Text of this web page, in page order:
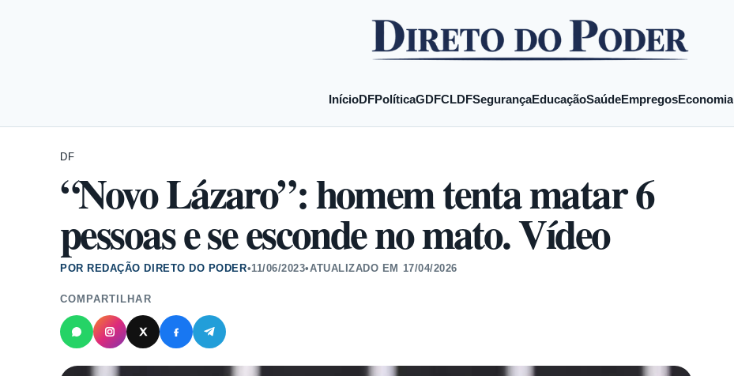
InícioDFPolíticaGDFCLDFSegurançaEducaçãoSaúdeEmpregosEconomia
DF
“Novo Lázaro”: homem tenta matar 6
pessoas e se esconde no mato. Vídeo
POR REDAÇÃO DIRETO DO PODER•11/06/2023•ATUALIZADO EM 17/04/2026
COMPARTILHAR